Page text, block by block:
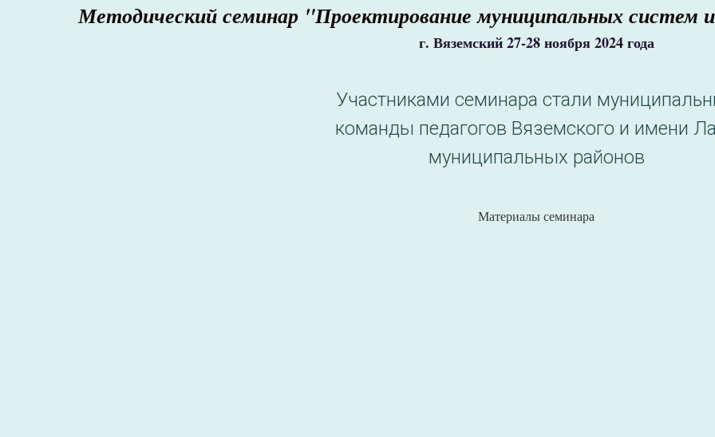
Методический семинар "Проектирование муниципальных систем
г. Вяземский 27-28 ноября 2024 года
Участниками семинара стали
команды педагогов Вяземского и имени
муниципальных районов
Материалы семинара